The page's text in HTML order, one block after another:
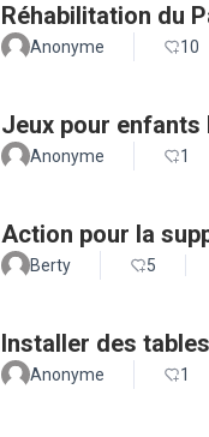
Réhabilitation du
Anonyme 10
Jeux pour enfants
Anonyme 1
Action pour la
Berty 5
Installer des
Anonyme 1